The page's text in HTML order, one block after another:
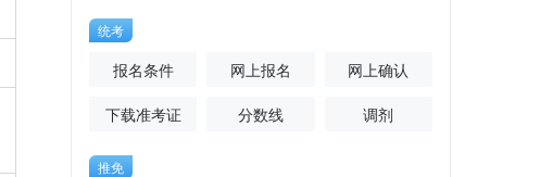
统考
报名条件 网上报名 网上确认
下载准考证 分数线 调剂
推免